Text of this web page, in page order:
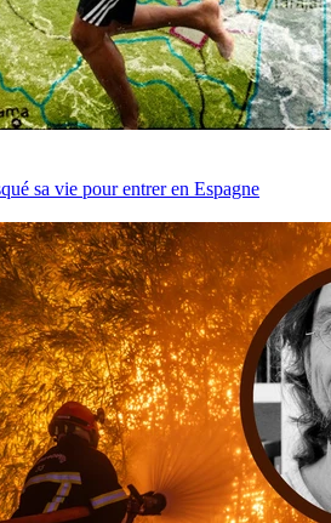
sa vie pour entrer en Espagne